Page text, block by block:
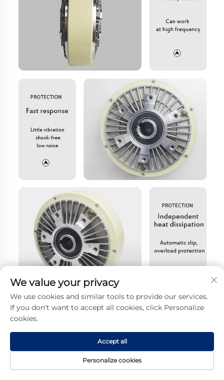
Forside Produkt Om KONTAKT
We value your privacy
We use cookies and similar tools to provide our services.
If you don't want to accept all cookies, click Personalize
cookies.
Personalize cookies
Accept all